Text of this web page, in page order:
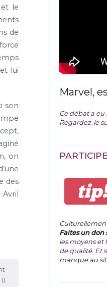
le
de
lui
son
on
des
Marvel,
Ce débat a eu
Regardez-le
tip!
Faites un don
les moyens et
de qualité. Et
manque au